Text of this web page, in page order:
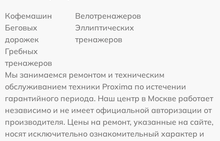
Кофемашин
Велотренажеров
Беговых
дорожек
Эллиптических
тренажеров
Гребных
тренажеров
Мы занимаемся ремонтом и техническим
обслуживанием техники Proxima по истечении
гарантийного периода. Наш центр в Москве работает
независимо и не имеет официальной авторизации от
производителя. Цены на ремонт, указанные на сайте,
носят исключительно ознакомительный характер и